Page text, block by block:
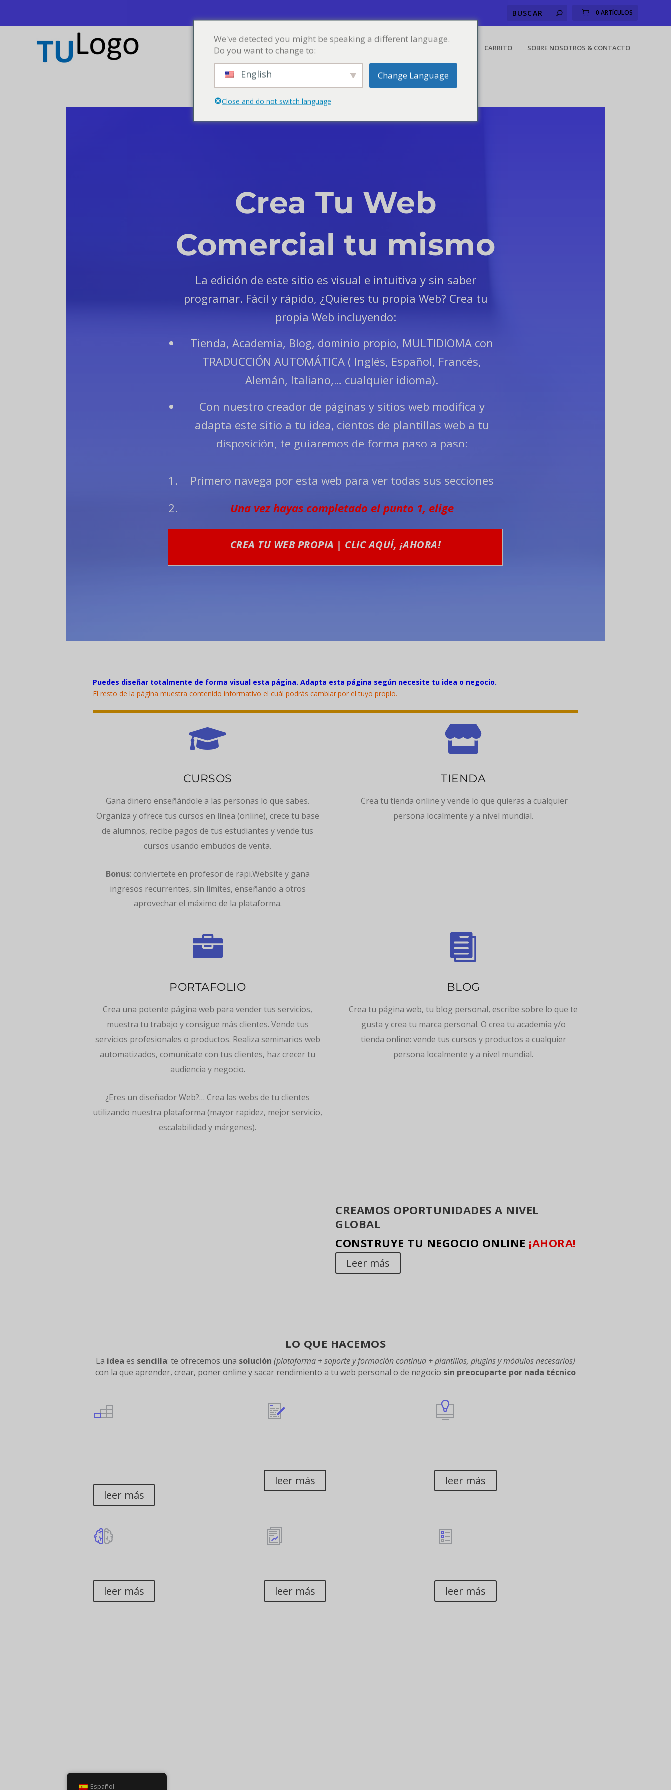
0 ARTÍCULOS
CURSOS TIENDA CARRITO SOBRE NOSOTROS & CONTACTO
Crea Tu Web
Comercial tu mismo
La edición de este sitio es visual e intuitiva y sin saber
programar. Fácil y rápido, ¿Quieres tu propia Web? Crea tu
propia Web incluyendo:
Tienda, Academia, Blog, dominio propio, MULTIDIOMA con
TRADUCCIÓN AUTOMÁTICA ( Inglés, Español, Francés,
Alemán, Italiano,… cualquier idioma).
Con nuestro creador de páginas y sitios web modifica y
adapta este sitio a tu idea, cientos de plantillas web a tu
disposición, te guiaremos de forma paso a paso:
Primero navega por esta web para ver todas sus secciones
Una vez hayas completado el punto 1, elige
CREA TU WEB PROPIA | CLIC AQUÍ, ¡AHORA!
Puedes diseñar totalmente de forma visual esta página. Adapta esta página según necesite tu idea o negocio.
El resto de la página muestra contenido informativo el cuál podrás cambiar por el tuyo propio.

CURSOS
Gana dinero enseñándole a las personas lo que sabes.
Organiza y ofrece tus cursos en línea (online), crece tu base
de alumnos, recibe pagos de tus estudiantes y vende tus
cursos usando embudos de venta.
Bonus: conviertete en profesor de rapi.Website y gana
ingresos recurrentes, sin límites, enseñando a otros
aprovechar el máximo de la plataforma.

TIENDA
Crea tu tienda online y vende lo que quieras a cualquier
persona localmente y a nivel mundial.

PORTAFOLIO
Crea una potente página web para vender tus servicios,
muestra tu trabajo y consigue más clientes. Vende tus
servicios profesionales o productos. Realiza seminarios web
automatizados, comunícate con tus clientes, haz crecer tu
audiencia y negocio.
¿Eres un diseñador Web?… Crea las webs de tu clientes
utilizando nuestra plataforma (mayor rapidez, mejor servicio,
escalabilidad y márgenes).

BLOG
Crea tu página web, tu blog personal, escribe sobre lo que te
gusta y crea tu marca personal. O crea tu academia y/o
tienda online: vende tus cursos y productos a cualquier
persona localmente y a nivel mundial.
CREAMOS OPORTUNIDADES A NIVEL
GLOBAL
CONSTRUYE TU NEGOCIO ONLINE ¡AHORA!
Leer más
LO QUE HACEMOS
La idea es sencilla: te ofrecemos una solución (plataforma + soporte y formación continua + plantillas, plugins y módulos necesarios)
con la que aprender, crear, poner online y sacar rendimiento a tu web personal o de negocio sin preocuparte por nada técnico
leer más
leer más leer más
leer más leer más leer más
Español
We've detected you might be speaking a different language.
Do you want to change to:
English Change Language
Close and do not switch language